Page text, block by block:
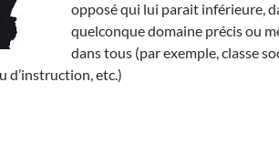
opposé qui lui parait inférieure,
quelconque domaine précis ou
dans tous (par exemple, classe
d’instruction, etc.)